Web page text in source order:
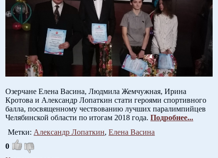
Озерчане Елена Васина, Людмила Жемчужная, Ирина
Кротова и Александр Лопаткин стати героями спортивного
балла, посвященному чествованию лучших паралимпийцев
Челябинской области по итогам 2018 года.Подробнее...
Метки: Александр Лопаткин, Елена Васина
0